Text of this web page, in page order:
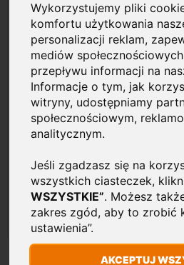
Wykorzystujemy pliki
komfortu użytkowania
personalizacji reklam,
mediów
przepływu informacji na
Informacje o tym, jak
witryny, udostępniamy
społecznościowym,
analitycznym.
Jeśli zgadzasz się na
wszystkich ciasteczek,
WSZYSTKIE”. Możesz
zakres zgód, aby to zrobić
ustawienia”.
AKCEPTUJ